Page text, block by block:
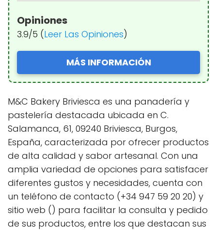
Opiniones
3.9/5 (Leer Las Opiniones)
MÁS INFORMACIÓN
M&C Bakery Briviesca es una panadería y
pastelería destacada ubicada en C.
Salamanca, 61, 09240 Briviesca, Burgos,
España, caracterizada por ofrecer productos
de alta calidad y sabor artesanal. Con una
amplia variedad de opciones para satisfacer
diferentes gustos y necesidades, cuenta con
un teléfono de contacto (+34 947 59 20 20) y
sitio web () para facilitar la consulta y pedido
de sus productos, entre los que destacan sus